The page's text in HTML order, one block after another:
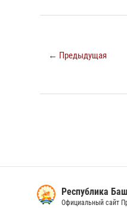
← Предыдущая
Республика
Официальный сайт